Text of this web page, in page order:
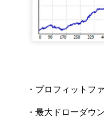
・プロフィットフ
・最大ドローダウ